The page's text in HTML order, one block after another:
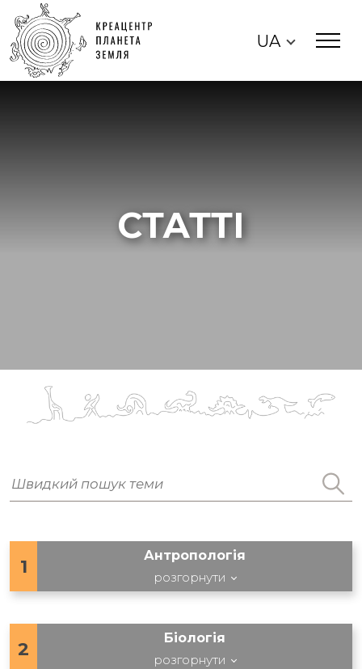
UA
СТАТТІ
1
Антропологія
розгорнути
2
Біологія
розгорнути